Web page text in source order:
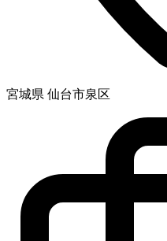
宮城県 仙台市泉区